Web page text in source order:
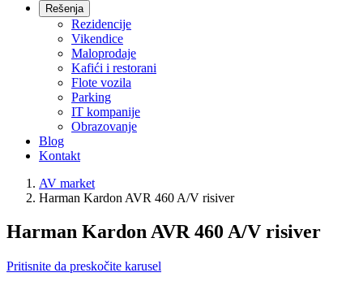
Rešenja
Rezidencije
Vikendice
Maloprodaje
Kafići i restorani
Flote vozila
Parking
IT kompanije
Obrazovanje
Blog
Kontakt
AV market
Harman Kardon AVR 460 A/V risiver
Harman Kardon AVR 460 A/V risiver
Pritisnite da preskočite karusel